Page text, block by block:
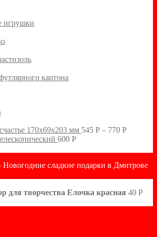
игрушки
картона
170х69х203 мм 545 Р – 770 Р
600 Р
Новогодние сладкие подарки в Дмитрове
для творчества Елочка красная 40 Р